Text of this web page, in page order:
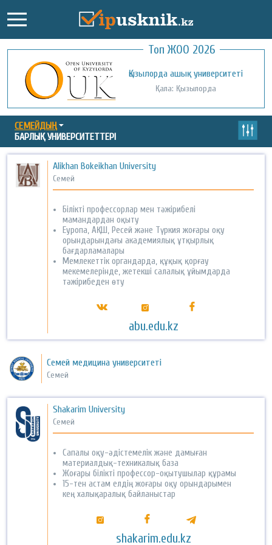
Топ ЖОО 2026
Қызылорда ашық университеті
Қала: Қызылорда
Қожа Ахмет Ясауи атындағы Халықаралық
қазақ-түрік университеті
Қала: Түркістан
СЕМЕЙДЫҢ
БАРЛЫҚ УНИВЕРСИТЕТТЕРІ
Alikhan Bokeikhan University
Семей
Білікті профессорлар мен тәжірибелі
мамандардан оқыту
Еуропа, АҚШ, Ресей және Түркия жоғары оқу
орындарындағы академиялық ұтқырлық
бағдарламалары
Мемлекеттік органдарда, құқық қорғау
мекемелерінде, жетекші салалық ұйымдарда
тәжірибеден өту
abu.edu.kz
Семей медицина университеті
Семей
Shakarim University
Семей
Сапалы оқу-әдістемелік және дамыған
материалдық-техникалық база
Жоғары білікті профессор-оқытушылар құрамы
15-тен астам елдің жоғары оқу орындарымен
кең халықаралық байланыстар
shakarim.edu.kz